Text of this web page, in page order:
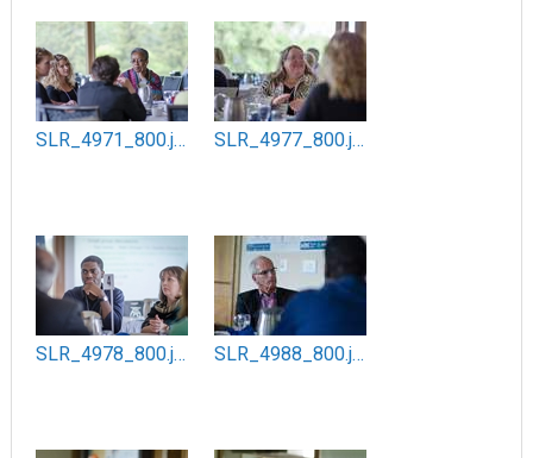
SLR_4971_800.jpg SLR_4977_800.jpg
SLR_4978_800.jpg SLR_4988_800.jpg